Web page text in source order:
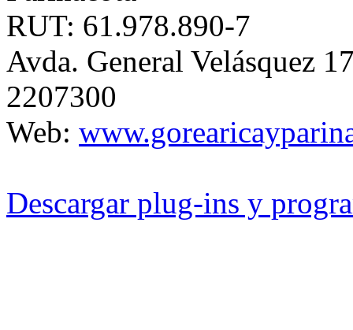
RUT: 61.978.890-7
Avda. General Velásquez
2207300
Web:
Descargar plug-ins y